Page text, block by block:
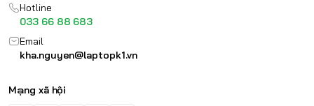
Hotline
033 66 88 683
Email
kha.nguyen@laptopk1.vn
Mạng xã hội